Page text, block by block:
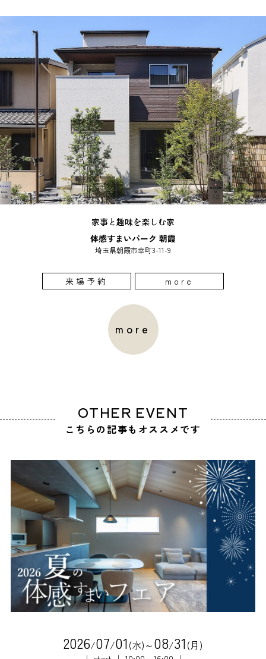
家事と趣味を楽しむ家
体感すまいパーク 朝霞
埼玉県朝霞市幸町3-11-9
来場予約 more
more
OTHER EVENT
こちらの記事もオススメです
2026/07/01(水)～08/31(月)